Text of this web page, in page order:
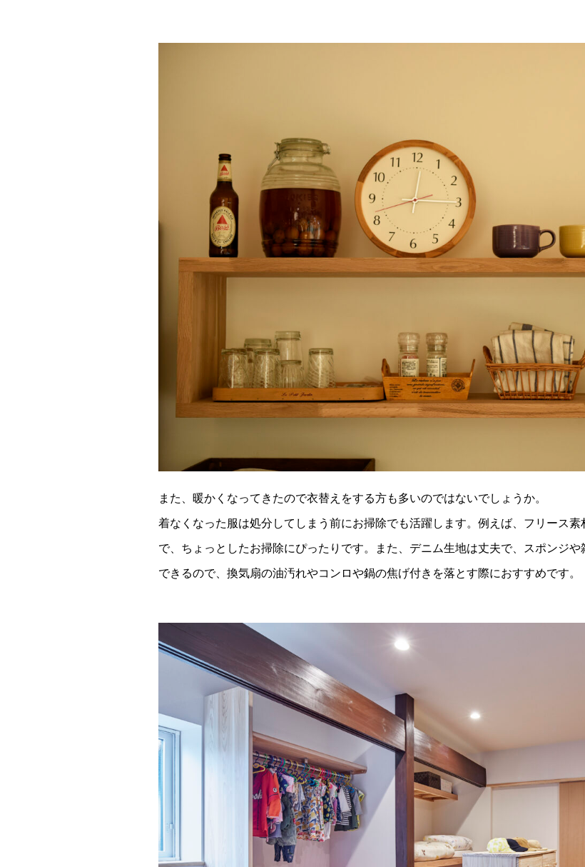
また、暖かくなってきたので衣替えをする方も多いのではないでしょうか。
着なくなった服は処分してしまう前にお掃除でも活躍します。例えば、フリース
で、ちょっとしたお掃除にぴったりです。また、デニム生地は丈夫で、スポンジ
できるので、換気扇の油汚れやコンロや鍋の焦げ付きを落とす際におすすめです。